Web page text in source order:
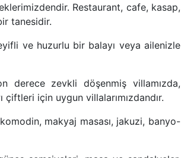
Restaurant, cafe, kasap,
tanesidir.
ve huzurlu bir balayı veya ailenizle
derece zevkli döşenmiş villamızda,
için uygun villalarımızdandır.
makyaj masası, jakuzi, banyo-